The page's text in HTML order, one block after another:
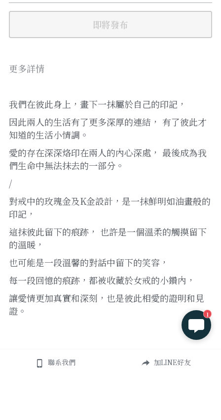
即將發布
更多詳情
我們在彼此身上，畫下一抹屬於自己的印記，
因此兩人的生活有了更多深厚的連結， 有了彼此才
知道的生活小情調。
愛的存在深深烙印在兩人的內心深處， 最後成為我
們生命中無法抹去的一部分。
/
對戒中的玫瑰金及K金設計，是一抹鮮明如油畫般的
印記，
這抹彼此留下的痕跡， 也許是一個溫柔的觸摸留下
的溫暖，
也可能是一段溫馨的對話中留下的笑容，
每一段回憶的痕跡，都被收藏於女戒的小鑽內，
讓愛情更加真實和深刻，也是彼此相愛的證明和見
證。
聯系我們 加LINE好友
1